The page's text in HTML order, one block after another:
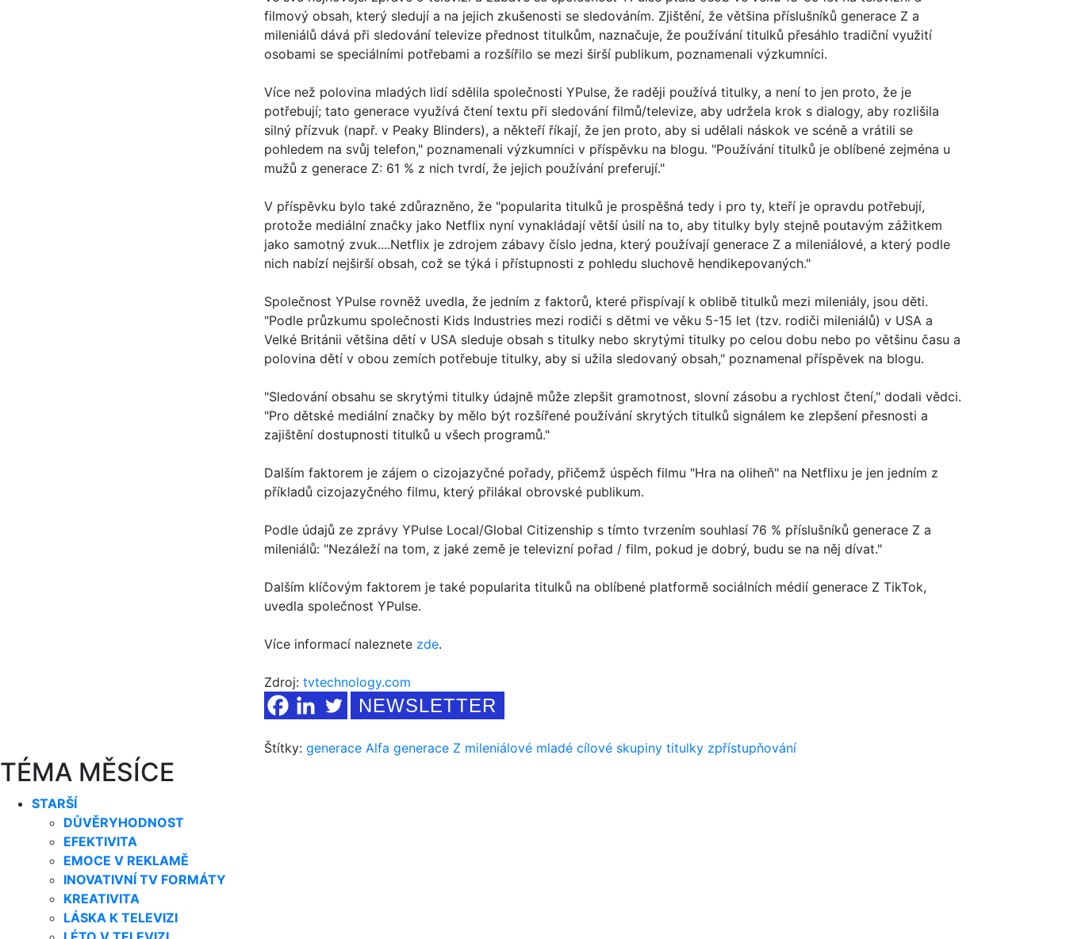
filmový obsah, který sledují a na jejich zkušenosti se sledováním. Zjištění, že většina příslušníků generace Z a
mileniálů dává při sledování televize přednost titulkům, naznačuje, že používání titulků přesáhlo tradiční využití
osobami se speciálními potřebami a rozšířilo se mezi širší publikum, poznamenali výzkumníci.
Více než polovina mladých lidí sdělila společnosti YPulse, že raději používá titulky, a není to jen proto, že je
potřebují; tato generace využívá čtení textu při sledování filmů/televize, aby udržela krok s dialogy, aby rozlišila
silný přízvuk (např. v Peaky Blinders), a někteří říkají, že jen proto, aby si udělali náskok ve scéně a vrátili se
pohledem na svůj telefon," poznamenali výzkumníci v příspěvku na blogu. "Používání titulků je oblíbené zejména u
mužů z generace Z: 61 % z nich tvrdí, že jejich používání preferují."
V příspěvku bylo také zdůrazněno, že "popularita titulků je prospěšná tedy i pro ty, kteří je opravdu potřebují,
protože mediální značky jako Netflix nyní vynakládají větší úsilí na to, aby titulky byly stejně poutavým zážitkem
jako samotný zvuk....Netflix je zdrojem zábavy číslo jedna, který používají generace Z a mileniálové, a který podle
nich nabízí nejširší obsah, což se týká i přístupnosti z pohledu sluchově hendikepovaných."
Společnost YPulse rovněž uvedla, že jedním z faktorů, které přispívají k oblibě titulků mezi mileniály, jsou děti.
"Podle průzkumu společnosti Kids Industries mezi rodiči s dětmi ve věku 5-15 let (tzv. rodiči mileniálů) v USA a
Velké Británii většina dětí v USA sleduje obsah s titulky nebo skrytými titulky po celou dobu nebo po většinu času a
polovina dětí v obou zemích potřebuje titulky, aby si užila sledovaný obsah," poznamenal příspěvek na blogu.
"Sledování obsahu se skrytými titulky údajně může zlepšit gramotnost, slovní zásobu a rychlost čtení," dodali vědci.
"Pro dětské mediální značky by mělo být rozšířené používání skrytých titulků signálem ke zlepšení přesnosti a
zajištění dostupnosti titulků u všech programů."
Dalším faktorem je zájem o cizojazyčné pořady, přičemž úspěch filmu "Hra na oliheň" na Netflixu je jen jedním z
příkladů cizojazyčného filmu, který přilákal obrovské publikum.
Podle údajů ze zprávy YPulse Local/Global Citizenship s tímto tvrzením souhlasí 76 % příslušníků generace Z a
mileniálů: "Nezáleží na tom, z jaké země je televizní pořad / film, pokud je dobrý, budu se na něj dívat."
Dalším klíčovým faktorem je také popularita titulků na oblíbené platformě sociálních médií generace Z TikTok,
uvedla společnost YPulse.
Více informací naleznete zde.
Zdroj: tvtechnology.com
NEWSLETTER
Štítky: generace Alfa generace Z mileniálové mladé cílové skupiny titulky zpřístupňování
TÉMA MĚSÍCE
STARŠÍ
DŮVĚRYHODNOST
EFEKTIVITA
EMOCE V REKLAMĚ
INOVATIVNÍ TV FORMÁTY
KREATIVITA
LÁSKA K TELEVIZI